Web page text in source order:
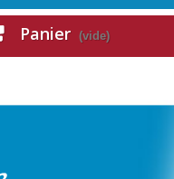
Panier (vide)